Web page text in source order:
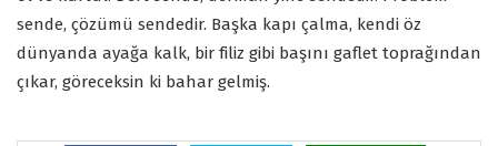
sende, çözümü sendedir. Başka kapı çalma, kendi öz
dünyanda ayağa kalk, bir filiz gibi başını gaflet toprağından
çıkar, göreceksin ki bahar gelmiş.